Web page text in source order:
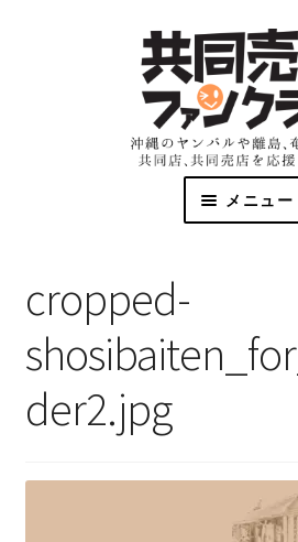
メニュー
ブログ
cropped-
der2.jpg